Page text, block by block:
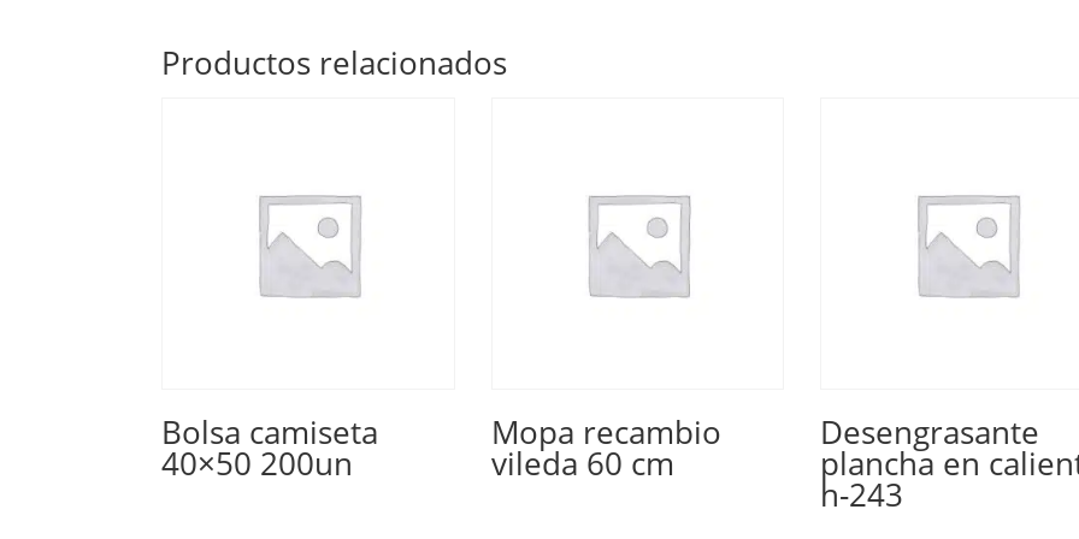
Productos relacionados
Bolsa camiseta
40×50 200un
Mopa recambio
vileda 60 cm
Desengrasante
plancha en
h-243